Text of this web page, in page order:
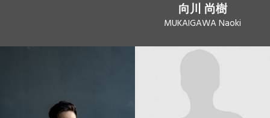
向川 尚樹
MUKAIGAWA Naoki